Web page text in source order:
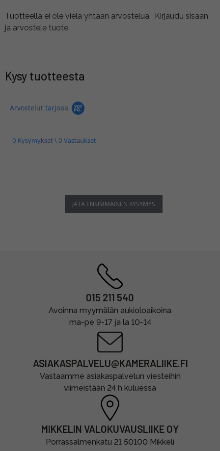
Tuotteella ei ole vielä yhtään arvostelua. Kirjaudu sisään
ja arvostele tuote.
Kysy tuotteesta
Arvostelut tarjoaa
0 Kysymykset \ 0 Vastaukset
JÄTÄ ENSIMMÄINEN KYSYMYS
015 211 540
Avoinna myymälän aukioloaikoina
ma-pe 9-17 ja la 10-14
ASIAKASPALVELU@KAMERALIIKE.FI
Vastaamme asiakaspalvelun viesteihin
viimeistään 24 h kuluessa
MIKKELIN VALOKUVAUSLIIKE OY
Porrassalmenkatu 21 50100 Mikkeli